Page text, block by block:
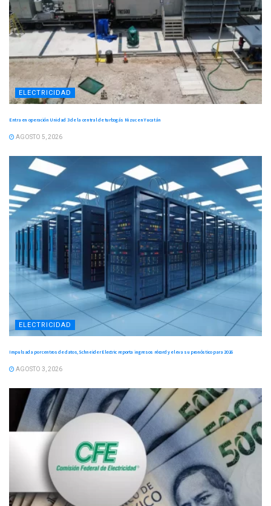
ELECTRICIDAD
Entra en operación Unidad 3 de la central de turbogás Nizuc en Yucatán
AGOSTO 5, 2026
ELECTRICIDAD
Impulsada por centros de datos, Schneider Electric reporta ingresos récord y eleva su pronóstico para 2026
AGOSTO 3, 2026